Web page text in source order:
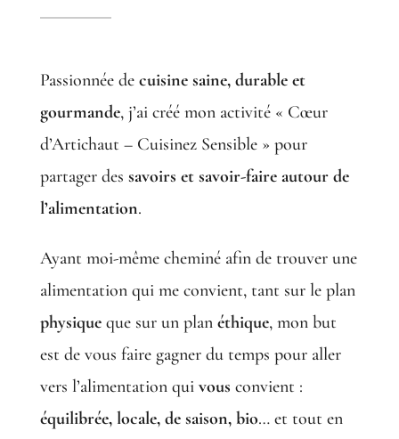
Passionnée de cuisine saine, durable et
gourmande, j’ai créé mon activité « Cœur
d’Artichaut – Cuisinez Sensible » pour
partager des savoirs et savoir-faire autour de
l’alimentation.
Ayant moi-même cheminé afin de trouver une
alimentation qui me convient, tant sur le plan
physiqueque sur un plan éthique, mon but
est de vous faire gagner du temps pour aller
vers l’alimentation qui vous convient :
équilibrée, locale, de saison, bio… et tout en